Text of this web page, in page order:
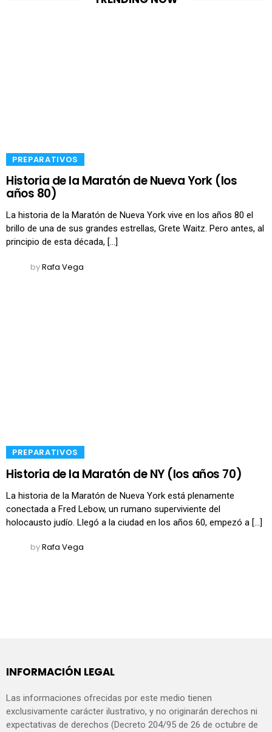
​PREPARATIVOS
Historia de la Maratón de Nueva York (los
años 80)
La historia de la Maratón de Nueva York vive en los años 80 el
brillo de una de sus grandes estrellas, Grete Waitz. Pero antes, al
principio de esta década, […]
byRafa Vega
​PREPARATIVOS
Historia de la Maratón de NY (los años 70)
La historia de la Maratón de Nueva York está plenamente
conectada a Fred Lebow, un rumano superviviente del
holocausto judío. Llegó a la ciudad en los años 60, empezó a […]
byRafa Vega
INFORMACIÓN LEGAL
Las informaciones ofrecidas por este medio tienen
exclusivamente carácter ilustrativo, y no originarán derechos ni
expectativas de derechos (Decreto 204/95 de 26 de octubre de